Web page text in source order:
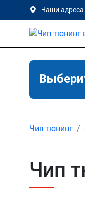
Наши адреса
Чип тюнинг
Чип